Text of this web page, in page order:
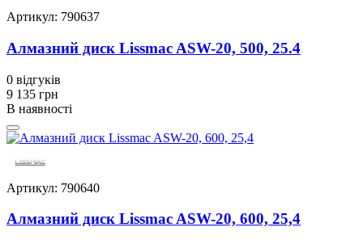
Артикул: 790637
Алмазний диск Lissmac ASW-20, 500, 25.4
0 відгуків
9 135 грн
В наявності
Артикул: 790640
Алмазний диск Lissmac ASW-20, 600, 25,4